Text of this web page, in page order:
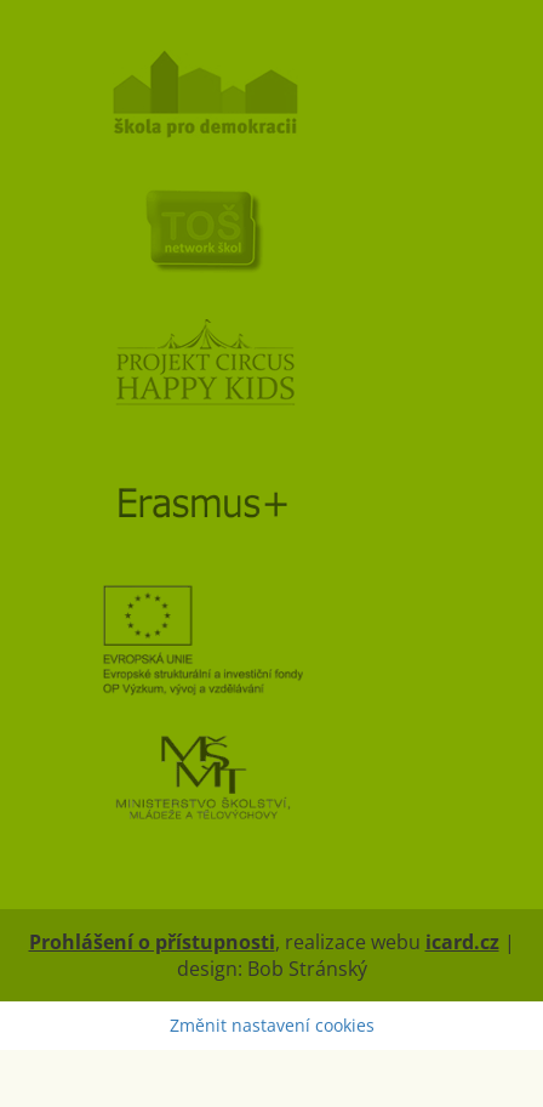
Prohlášení o přístupnosti, realizace webu icard.cz|
design: Bob Stránský
Změnit nastavení cookies